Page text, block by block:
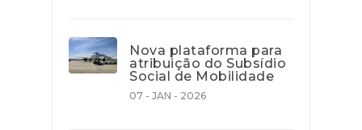
Nova plataforma para
atribuição do Subsídio
Social de Mobilidade
07 - JAN - 2026